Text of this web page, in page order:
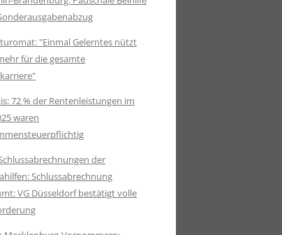
"Einmal Gelerntes nützt
für die gesamte
72 % der Rentenleistungen im
waren
der
Schlussabrechnung
VG Düsseldorf bestätigt volle